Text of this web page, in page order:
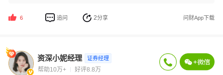
6 追问 2分享 问财App下载
资深小妮经理 证券经理
帮助10万+ 好评8.8万